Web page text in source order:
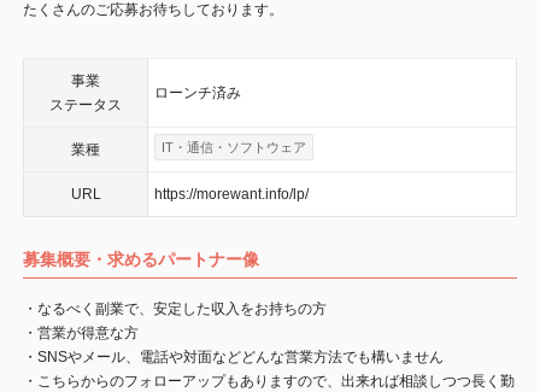
たくさんのご応募お待ちしております。
事業
ステータス
ローンチ済み
業種 IT・通信・ソフトウェア
URL https://morewant.info/lp/
募集概要・求めるパートナー像
・なるべく副業で、安定した収入をお持ちの方
・営業が得意な方
・SNSやメール、電話や対面などどんな営業方法でも構いません
・こちらからのフォローアップもありますので、出来れば相談しつつ長く勤